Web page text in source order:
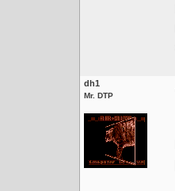
dh1
Mr. DTP